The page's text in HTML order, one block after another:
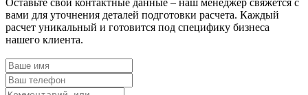
вами для уточнения деталей подготовки расчета. Каждый
расчет уникальный и готовится под специфику бизнеса
нашего клиента.